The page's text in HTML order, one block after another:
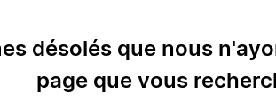
désolés que nous
page que vous